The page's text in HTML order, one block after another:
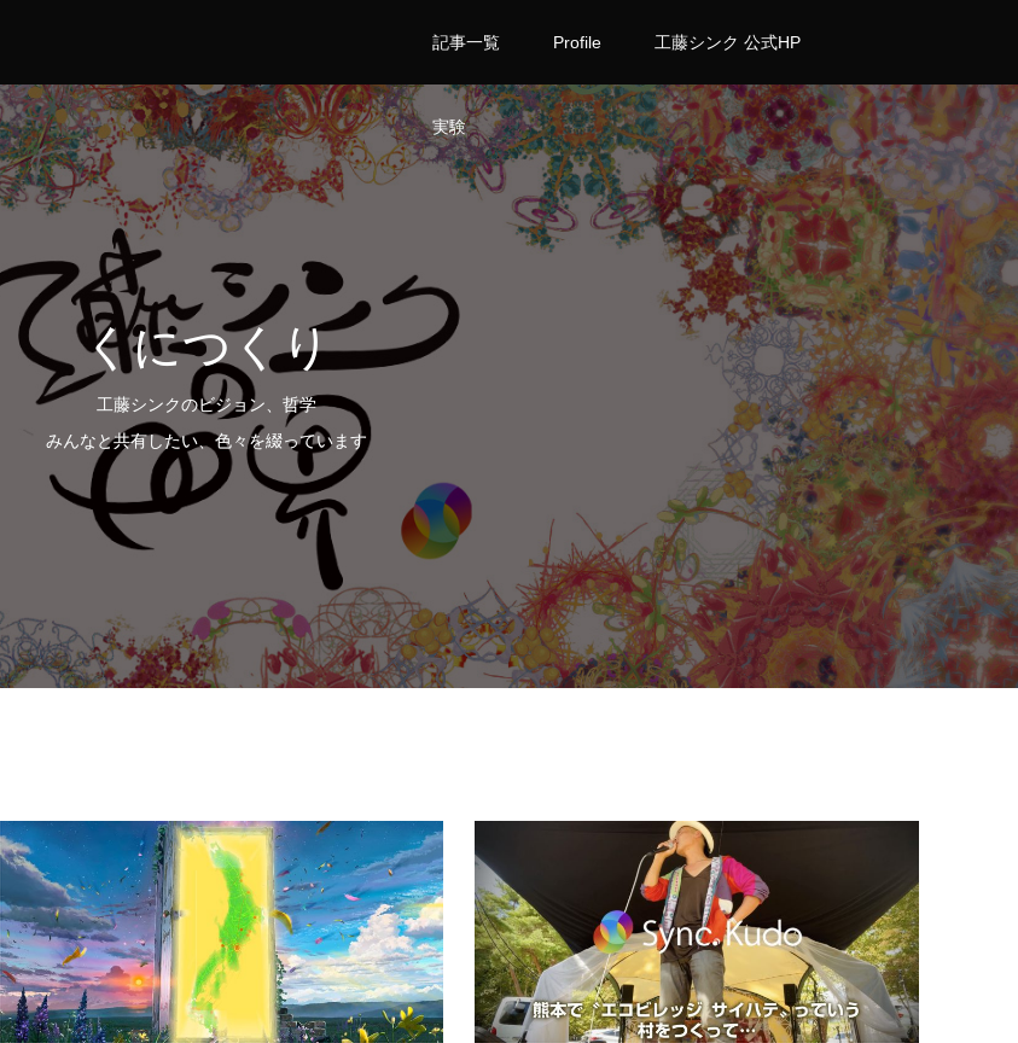
記事一覧 Profile 工藤シンク 公式HP
実験
くにつくり
工藤シンクのビジョン、哲学
みんなと共有したい、色々を綴っています